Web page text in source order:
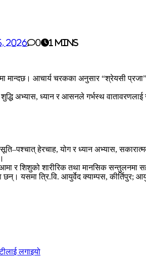
2026 0 1 mins
आचार्य चरकका अनुसार “श्रेयसी
शुद्धि अभ्यास, ध्यान र आसनले गर्भस्थ
हेरचाह, योग र ध्यान अभ्यास,
र शिशुको शारीरिक तथा मानसिक सन्तुलनमा
छन्। यसमा त्रि.वि. आयुर्वेद क्याम्पस,
लगाइयो